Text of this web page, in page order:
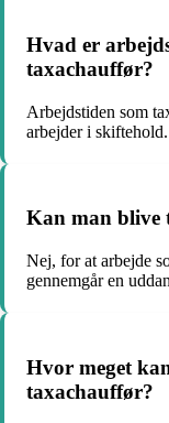
Hvad er
taxachauffør?
Arbejdstiden som
arbejder i skiftehold.
Kan man blive
Nej, for at arbejde
gennemgår en
Hvor meget
taxachauffør?